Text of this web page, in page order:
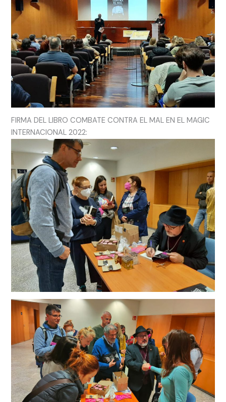
FIRMA DEL LIBRO COMBATE CONTRA EL MAL EN EL MAGIC
INTERNACIONAL 2022: